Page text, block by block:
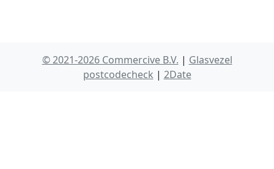
© 2021-2026 Commercive B.V. | Glasvezel
postcodecheck | 2Date